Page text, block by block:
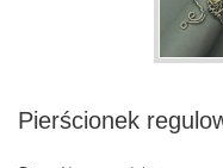
Pierścionek